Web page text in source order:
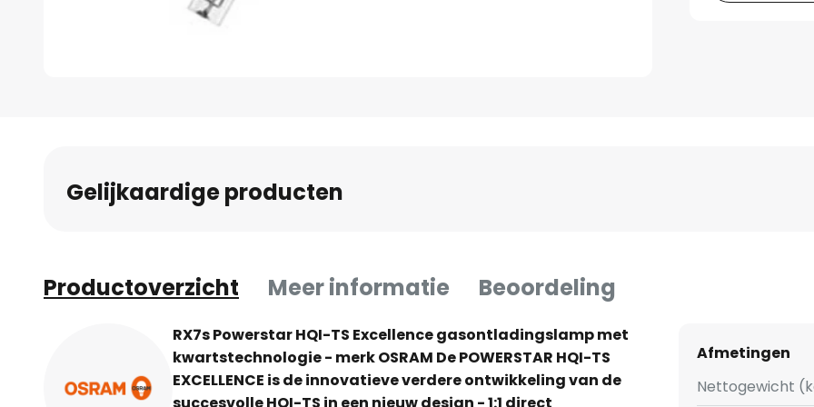
vanGelijkaardige producten
Productoverzicht Meer informatie Beoordeling
RX7s Powerstar HQI-TS Excellence gasontladingslamp met
kwartstechnologie - merk OSRAM De POWERSTAR HQI-TS
EXCELLENCE is de innovatieve verdere ontwikkeling van de
Afmetingen
Nettogewicht